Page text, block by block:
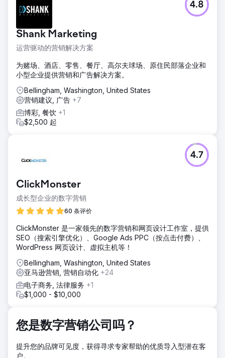
Shank Marketing
运营驱动的营销解决方案
4.8
为赌场、酒店、零售、餐厅、高尔夫球场、原住民部落企业和
小型企业提供营销和广告解决方案。
Bellingham, Washington, United States
营销建议, 广告 +7
博彩, 餐饮 +1
$2,500 起
ClickMonster
成长型企业的数字营销
60 条评价
4.7
ClickMonster 是一家领先的数字营销和网页设计工作室，提供
SEO（搜索引擎优化）、Google Ads PPC（按点击付费）、
WordPress 网页设计、虚拟主机等！
Bellingham, Washington, United States
亚马逊营销, 营销自动化 +24
电子商务, 法律服务 +1
$1,000 - $10,000
您是数字营销公司吗？
提升您的品牌可见度，获得寻求专家帮助的优质导入型潜在客
户。